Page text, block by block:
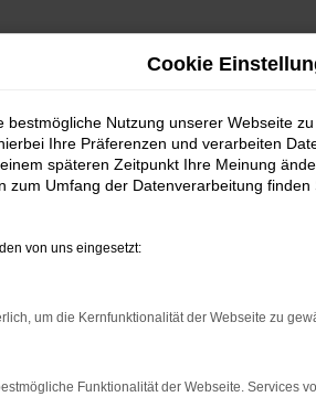
bestimmter Seiten verhindern.
Cookie
bestmögliche Nutzung unserer Webseite
Ihre Präferenzen und verarbeiten
späteren Zeitpunkt Ihre Meinung
zum Umfang der Datenverarbeitung finden
von uns eingesetzt:
um die Kernfunktionalität der Webseite zu
Funktionalität der Webseite. Services